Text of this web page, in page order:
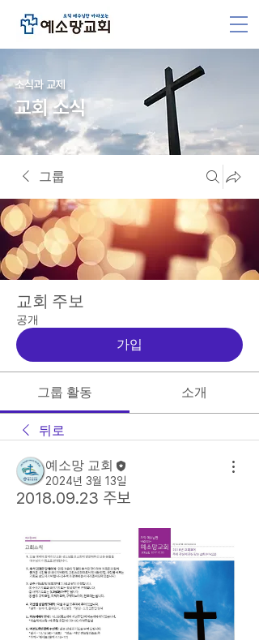
소식과 교제
교회 소식
그룹
교회 주보
공개
가입
그룹 활동 소개
뒤로
예소망 교회
2024년 3월 13일
2018.09.23 주보